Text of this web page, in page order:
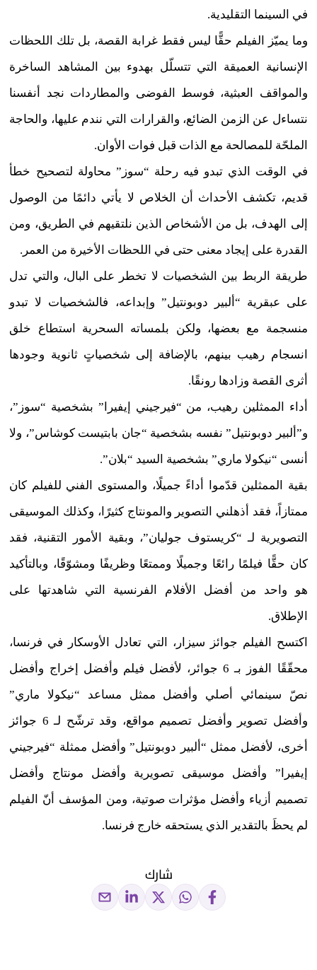
في السينما التقليدية.
وما يميّز الفيلم حقًّا ليس فقط غرابة القصة، بل تلك اللحظات
الإنسانية العميقة التي تتسلّل بهدوء بين المشاهد الساخرة
والمواقف العبثية، فوسط الفوضى والمطاردات نجد أنفسنا
نتساءل عن الزمن الضائع، والقرارات التي نندم عليها، والحاجة
الملحّة للمصالحة مع الذات قبل فوات الأوان.
في الوقت الذي تبدو فيه رحلة “سوز” محاولة لتصحيح خطأ
قديم، تكشف الأحداث أن الخلاص لا يأتي دائمًا من الوصول
إلى الهدف، بل من الأشخاص الذين نلتقيهم في الطريق، ومن
القدرة على إيجاد معنى حتى في اللحظات الأخيرة من العمر.
طريقة الربط بين الشخصيات لا تخطر على البال، والتي تدل
على عبقرية “ألبير دوبونتيل” وإبداعه، فالشخصيات لا تبدو
منسجمة مع بعضها، ولكن بلمساته السحرية استطاع خلق
انسجام رهيب بينهم، بالإضافة إلى شخصياتٍ ثانوية وجودها
أثرى القصة وزادها رونقًا.
أداء الممثلين رهيب، من “فيرجيني إيفيرا” بشخصية “سوز”،
و”ألبير دوبونتيل” نفسه بشخصية “جان بابتيست كوشاس”، ولا
أنسى “نيكولا ماري” بشخصية السيد “بلان”.
بقية الممثلين قدّموا أداءً جميلًا، والمستوى الفني للفيلم كان
ممتازاً، فقد أذهلني التصوير والمونتاج كثيرًا، وكذلك الموسيقى
التصويرية لـ “كريستوف جوليان”، وبقية الأمور التقنية، فقد
كان حقًّا فيلمًا رائعًا وجميلًا وممتعًا وظريفًا ومشوّقًا، وبالتأكيد
هو واحد من أفضل الأفلام الفرنسية التي شاهدتها على
الإطلاق.
اكتسح الفيلم جوائز سيزار، التي تعادل الأوسكار في فرنسا،
محقّقًا الفوز بـ 6 جوائر، لأفضل فيلم وأفضل إخراج وأفضل
نصّ سينمائي أصلي وأفضل ممثل مساعد “نيكولا ماري”
وأفضل تصوير وأفضل تصميم مواقع، وقد ترشّح لـ 6 جوائز
أخرى، لأفضل ممثل “ألبير دوبونتيل” وأفضل ممثلة “فيرجيني
إيفيرا” وأفضل موسيقى تصويرية وأفضل مونتاج وأفضل
تصميم أزياء وأفضل مؤثرات صوتية، ومن المؤسف أنّ الفيلم
لم يحظَ بالتقدير الذي يستحقه خارج فرنسا.
شارك